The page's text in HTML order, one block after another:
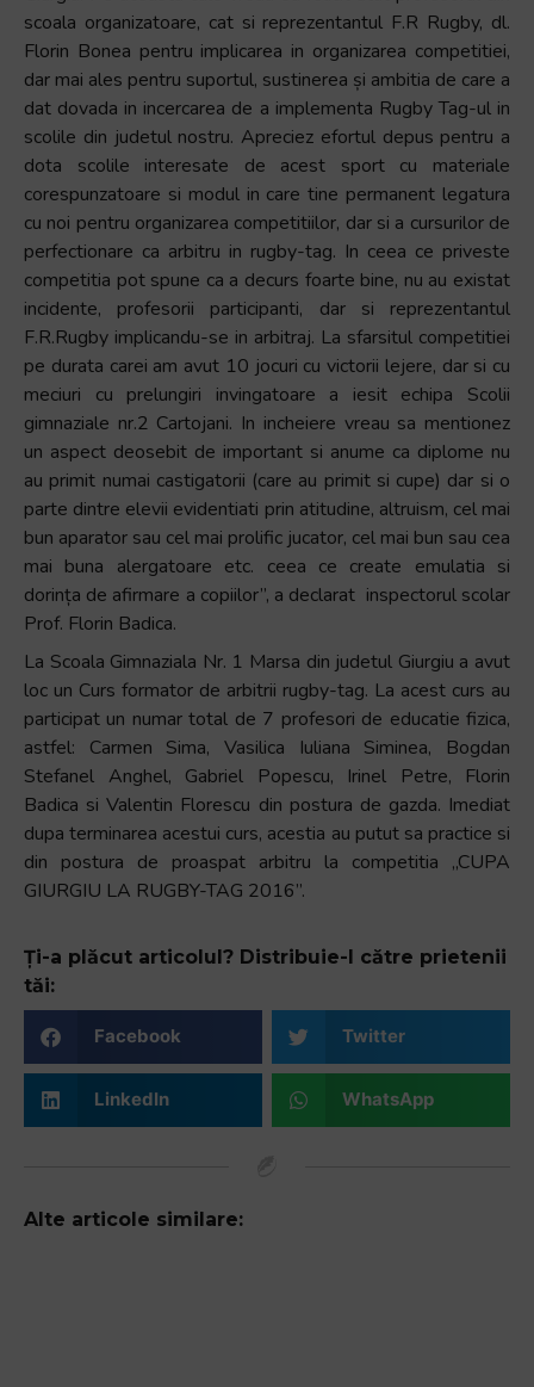
scoala organizatoare, cat si reprezentantul F.R Rugby, dl.
Florin Bonea pentru implicarea in organizarea competitiei,
dar mai ales pentru suportul, sustinerea și ambitia de care a
dat dovada in incercarea de a implementa Rugby Tag-ul in
scolile din judetul nostru. Apreciez efortul depus pentru a
dota scolile interesate de acest sport cu materiale
corespunzatoare si modul in care tine permanent legatura
cu noi pentru organizarea competitiilor, dar si a cursurilor de
perfectionare ca arbitru in rugby-tag. In ceea ce priveste
competitia pot spune ca a decurs foarte bine, nu au existat
incidente, profesorii participanti, dar si reprezentantul
F.R.Rugby implicandu-se in arbitraj. La sfarsitul competitiei
pe durata carei am avut 10 jocuri cu victorii lejere, dar si cu
meciuri cu prelungiri invingatoare a iesit echipa Scolii
gimnaziale nr.2 Cartojani. In incheiere vreau sa mentionez
un aspect deosebit de important si anume ca diplome nu
au primit numai castigatorii (care au primit si cupe) dar si o
parte dintre elevii evidentiati prin atitudine, altruism, cel mai
bun aparator sau cel mai prolific jucator, cel mai bun sau cea
mai buna alergatoare etc. ceea ce create emulatia si
dorința de afirmare a copiilor”, a declarat inspectorul scolar
Prof. Florin Badica.
La Scoala Gimnaziala Nr. 1 Marsa din judetul Giurgiu a avut
loc un Curs formator de arbitrii rugby-tag. La acest curs au
participat un numar total de 7 profesori de educatie fizica,
astfel: Carmen Sima, Vasilica Iuliana Siminea, Bogdan
Stefanel Anghel, Gabriel Popescu, Irinel Petre, Florin
Badica si Valentin Florescu din postura de gazda. Imediat
dupa terminarea acestui curs, acestia au putut sa practice si
din postura de proaspat arbitru la competitia „CUPA
GIURGIU LA RUGBY-TAG 2016”.
Ți-a plăcut articolul? Distribuie-l către prietenii
tăi:
Facebook Twitter
LinkedIn WhatsApp
Alte articole similare: